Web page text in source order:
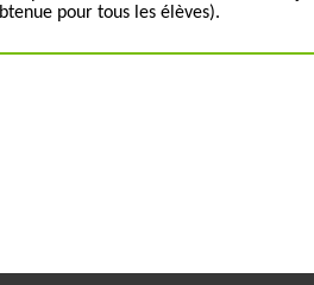
pour tous les élèves).